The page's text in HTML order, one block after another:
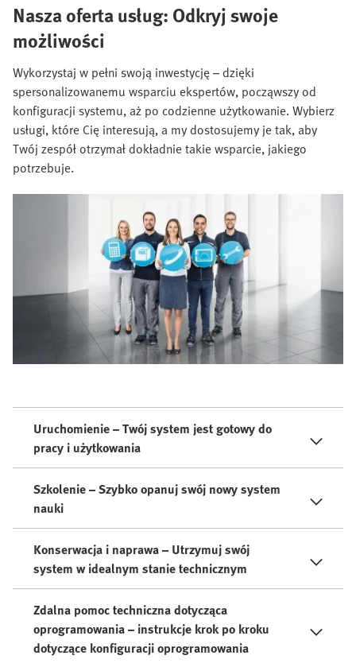
Nasza oferta usług: Odkryj swoje
możliwości
Wykorzystaj w pełni swoją inwestycję – dzięki
spersonalizowanemu wsparciu ekspertów, począwszy od
konfiguracji systemu, aż po codzienne użytkowanie. Wybierz
usługi, które Cię interesują, a my dostosujemy je tak, aby
Twój zespół otrzymał dokładnie takie wsparcie, jakiego
potrzebuje.
Uruchomienie – Twój system jest gotowy do
pracy i użytkowania
Szkolenie – Szybko opanuj swój nowy system
nauki
Konserwacja i naprawa – Utrzymuj swój
system w idealnym stanie technicznym
Zdalna pomoc techniczna dotycząca
oprogramowania – instrukcje krok po kroku
dotyczące konfiguracji oprogramowania